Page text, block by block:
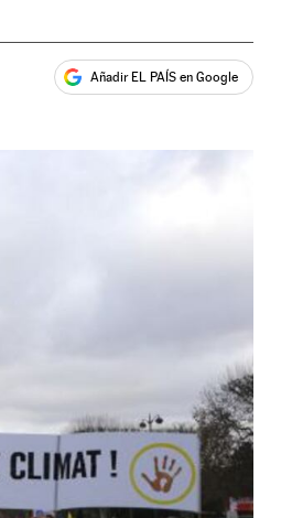
Añadir EL PAÍS en Google